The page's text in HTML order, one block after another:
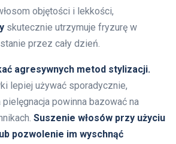
objętości i lekkości,
skutecznie utrzymuje fryzurę w
przez cały dzień.
agresywnych metod stylizacji.
lepiej używać sporadycznie,
powinna bazować na
Suszenie włosów przy użyciu
pozwolenie im wyschnąć